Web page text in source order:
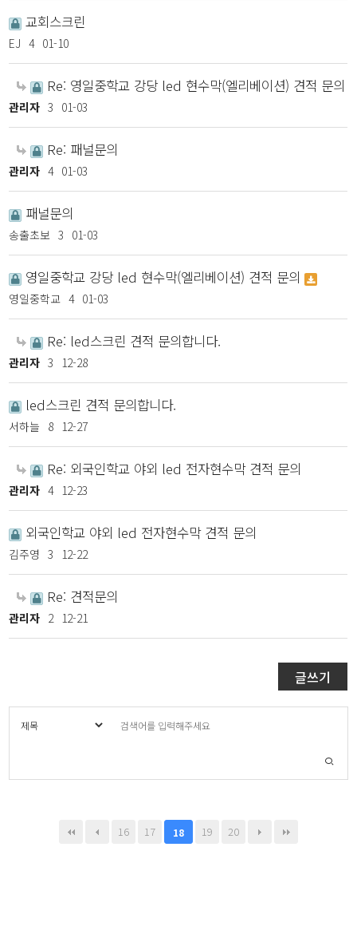
교회스크린
EJ 4 01-10
Re: 영일중학교 강당 led 현수막(엘리베이션) 견적 문의
관리자 3 01-03
Re: 패널문의
관리자 4 01-03
패널문의
송출초보 3 01-03
영일중학교 강당 led 현수막(엘리베이션) 견적 문의
영일중학교 4 01-03
Re: led스크린 견적 문의합니다.
관리자 3 12-28
led스크린 견적 문의합니다.
서하늘 8 12-27
Re: 외국인학교 야외 led 전자현수막 견적 문의
관리자 4 12-23
외국인학교 야외 led 전자현수막 견적 문의
김주영 3 12-22
Re: 견적문의
관리자 2 12-21
글쓰기
16 17 18 19 20